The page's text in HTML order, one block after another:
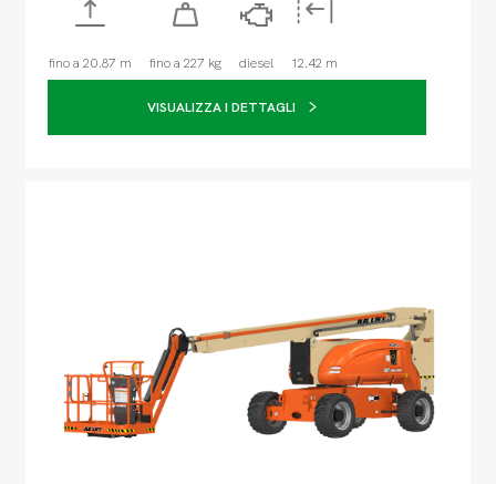
fino a 20.87 m fino a 227 kg diesel 12.42 m
VISUALIZZA I DETTAGLI